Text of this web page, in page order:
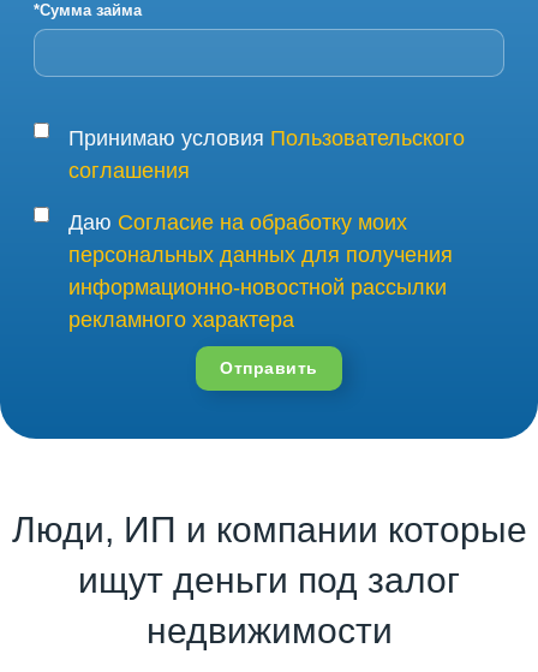
*Сумма займа
Принимаю условия Пользовательского
соглашения
Даю Согласие на обработку моих
персональных данных для получения
информационно-новостной рассылки
рекламного характера
Отправить
Люди, ИП и компании которые
ищут деньги под залог
недвижимости